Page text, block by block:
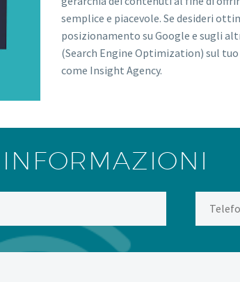
semplice e piacevole. Se desideri
posizionamento su Google e sugli
(Search Engine Optimization) sul
come Insight Agency.